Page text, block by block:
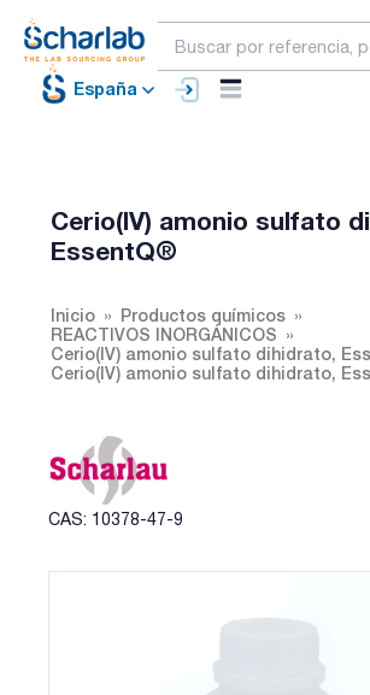
España
Cerio(IV) amonio sulfato
EssentQ®
Inicio
Productos químicos
REACTIVOS INORGÁNICOS
Cerio(IV) amonio sulfato dihidrato,
Cerio(IV) amonio sulfato dihidrato,
CAS: 10378-47-9